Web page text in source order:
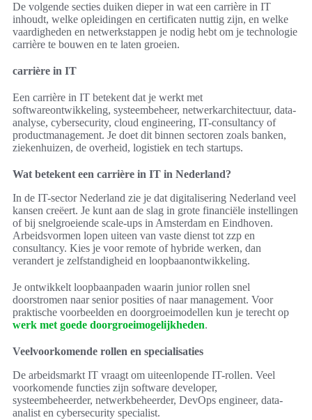
De volgende secties duiken dieper in wat een carrière in IT
inhoudt, welke opleidingen en certificaten nuttig zijn, en welke
vaardigheden en netwerkstappen je nodig hebt om je technologie
carrière te bouwen en te laten groeien.
carrière in IT
Een carrière in IT betekent dat je werkt met
softwareontwikkeling, systeembeheer, netwerkarchitectuur, data-
analyse, cybersecurity, cloud engineering, IT-consultancy of
productmanagement. Je doet dit binnen sectoren zoals banken,
ziekenhuizen, de overheid, logistiek en tech startups.
Wat betekent een carrière in IT in Nederland?
In de IT-sector Nederland zie je dat digitalisering Nederland veel
kansen creëert. Je kunt aan de slag in grote financiële instellingen
of bij snelgroeiende scale-ups in Amsterdam en Eindhoven.
Arbeidsvormen lopen uiteen van vaste dienst tot zzp en
consultancy. Kies je voor remote of hybride werken, dan
verandert je zelfstandigheid en loopbaanontwikkeling.
Je ontwikkelt loopbaanpaden waarin junior rollen snel
doorstromen naar senior posities of naar management. Voor
praktische voorbeelden en doorgroeimodellen kun je terecht op
werk met goede doorgroeimogelijkheden.
Veelvoorkomende rollen en specialisaties
De arbeidsmarkt IT vraagt om uiteenlopende IT-rollen. Veel
voorkomende functies zijn software developer,
systeembeheerder, netwerkbeheerder, DevOps engineer, data-
analist en cybersecurity specialist.